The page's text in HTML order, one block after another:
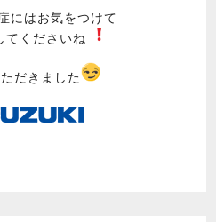
にはお気をつけて
くださいね
だきました